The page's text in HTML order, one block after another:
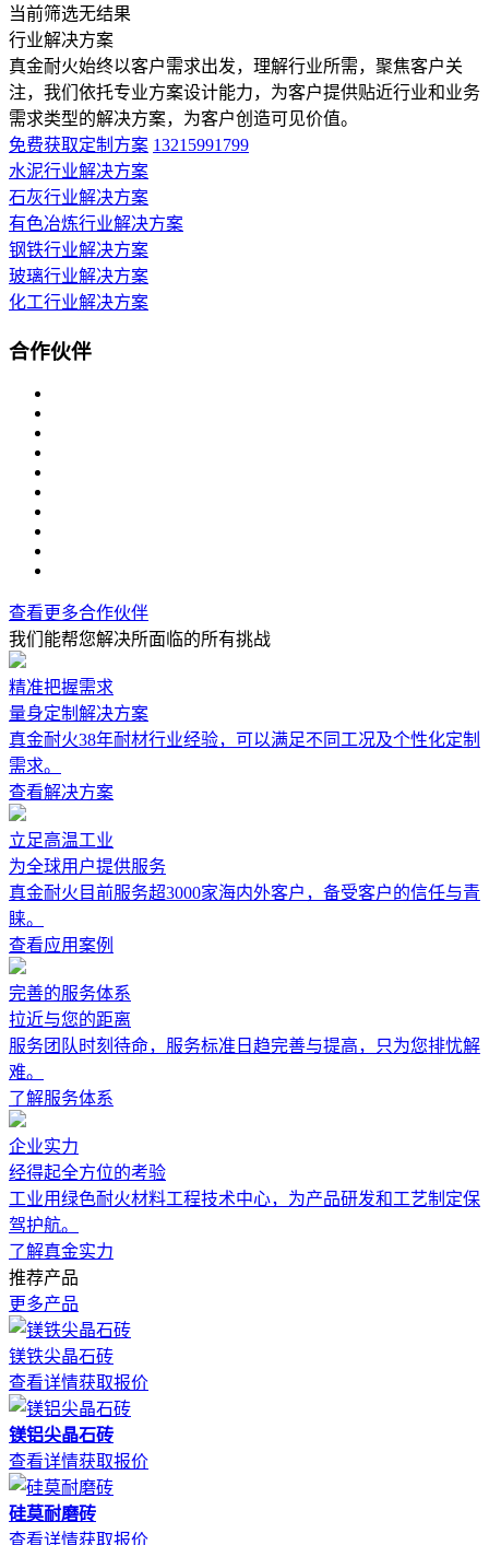
当前筛选无结果
行业解决方案
真金耐火始终以客户需求出发，理解行业所需，聚焦客户关
注，我们依托专业方案设计能力，为客户提供贴近行业和业务
需求类型的解决方案，为客户创造可见价值。
免费获取定制方案 13215991799
水泥行业解决方案
石灰行业解决方案
有色冶炼行业解决方案
钢铁行业解决方案
玻璃行业解决方案
化工行业解决方案
合作伙伴
查看更多合作伙伴
我们能帮您解决所面临的所有挑战
精准把握需求
量身定制解决方案
真金耐火38年耐材行业经验，可以满足不同工况及个性化定制
需求。
查看解决方案
立足高温工业
为全球用户提供服务
真金耐火目前服务超3000家海内外客户，备受客户的信任与青
睐。
查看应用案例
完善的服务体系
拉近与您的距离
服务团队时刻待命，服务标准日趋完善与提高，只为您排忧解
难。
了解服务体系
企业实力
经得起全方位的考验
工业用绿色耐火材料工程技术中心，为产品研发和工艺制定保
驾护航。
了解真金实力
推荐产品
更多产品
镁铁尖晶石砖
查看详情获取报价
镁铝尖晶石砖
查看详情获取报价
硅莫耐磨砖
查看详情获取报价